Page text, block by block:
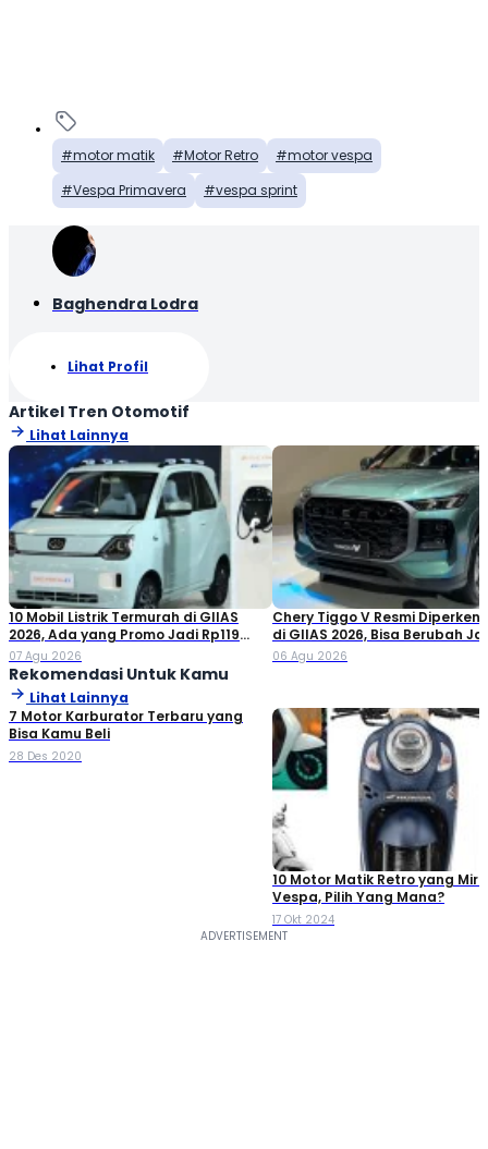
motor matik Motor Retro
motor vespa
Vespa Primavera
vespa sprint
Baghendra Lodra
Lihat Profil
Artikel Tren Otomotif
Lihat Lainnya
10 Mobil Listrik Termurah di GIIAS
2026, Ada yang Promo Jadi Rp119
Jutaan!
07 Agu 2026
Chery Tiggo V Resmi
di GIIAS 2026, Bisa Berubah
Double Cabin
06 Agu 2026
Rekomendasi Untuk Kamu
Lihat Lainnya
7 Motor Karburator Terbaru yang
Bisa Kamu Beli
28 Des 2020
10 Motor Matik Retro yang
Vespa, Pilih Yang Mana?
17 Okt 2024